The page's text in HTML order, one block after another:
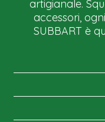
artigianale.
accessori,
SUBBART è